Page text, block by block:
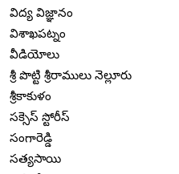
విద్య విజ్ఞానం
విశాఖపట్నం
వీడియోలు
శ్రీ పొట్టి శ్రీరాములు నెల్లూరు
శ్రీకాకుళం
సక్సెస్ స్టోరీస్
సంగారెడ్డి
సత్యసాయి